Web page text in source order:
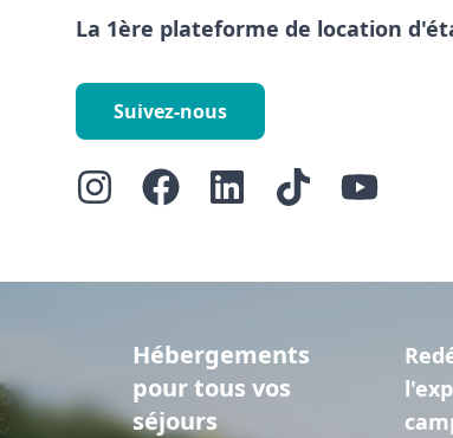
La 1ère plateforme de location
Suivez-nous
Hébergements
pour tous vos
séjours